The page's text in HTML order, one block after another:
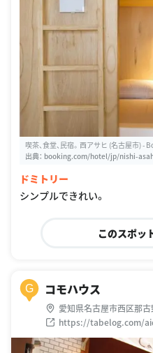
喫茶、食堂、民宿。西アサヒ (名古屋市) -
出典： booking.com/hotel/jp/nishi-
ドミトリー
シンプルできれい。
このスポッ
G コモハウス
愛知県名古屋市西区那
https://tabelog.com/